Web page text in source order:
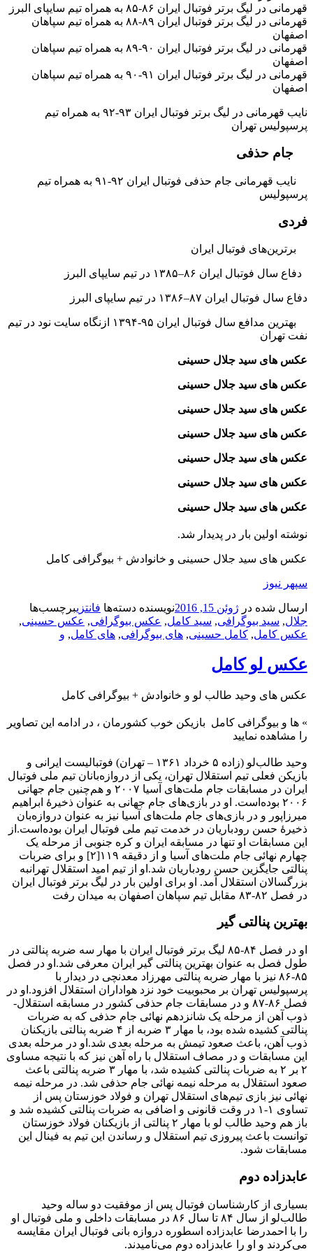
قهرمانی در لیگ برتر فوتبال ایران ۸۶-۸۵ به همراه تیم سایپای البرز
قهرمانی در لیگ برتر فوتبال ایران ۸۹-۸۸ به همراه تیم سپاهان
اصفهان
قهرمانی در لیگ برتر فوتبال ایران ۹۰-۸۹ به همراه تیم سپاهان
اصفهان
قهرمانی در لیگ برتر فوتبال ایران ۹۱-۹۰ به همراه تیم سپاهان
اصفهان
نایب قهرمانی در لیگ برتر فوتبال ایران ۹۳-۹۲ به همراه تیم
پرسپولیس تهران
جام حذفی
نایب قهرمانی جام حذفی فوتبال ایران ۹۲-۹۱ به همراه تیم
پرسپولیس
فردی
برترین‌های فوتبال ایران
دفاع سال فوتبال ایران ۸۶–۱۳۸۵ در تیم سایپای البرز
دفاع سال فوتبال ایران ۸۷–۱۳۸۶ در تیم سایپای البرز
بهترین مدافع سال فوتبال ایران ۹۵-۱۳۹۴ ازنگاه سایت نود در تیم
نفت تهران
عکس های سید جلال حسینی
عکس های سید جلال حسینی
عکس های سید جلال حسینی
عکس های سید جلال حسینی
عکس های سید جلال حسینی
عکس های سید جلال حسینی
عکس های سید جلال حسینی
نوشته اولین بار در پدیدار شد.
عکس های سید جلال حسینی و خانوادش + بیوگرافی کامل
سپهر نیوز
ارسال شده در ژوئن 15, 2016 نویسنده دسته‌ها فانتزیبرچسب‌ها
جلال, سید بیوگرافی, سید کامل, عکس بیوگرافی, عکس حسینی,
عکس کامل, کامل حسینی, های بیوگرافی, های کامل, و
عکس لو کامل
عکس های وحید طالب‌ لو و خانوادش + بیوگرافی کامل
» ها و بیوگرافی کامل بازیکن خوب کشورمان ، در ادامه این تصاویر
را مشاهده نمایید
وحید طالب‌لو (زاده ۵ خرداد ۱۳۶۱ – تهران) فوتبالیست ایرانی و
بازیکن فعلی تیم استقلال تهران، یکی از دروازه‌بانان تیم ملی فوتبال
ایران در مسابقات جام ملت‌های آسیا ۲۰۰۷ و هم‌چنین جام جهانی
۲۰۰۶ بوده‌است. او در بازی‌های جام جهانی به عنوان ذخیرهٔ ابراهیم
میرزاپور و در بازی‌های جام ملت‌های آسیا نیز به عنوان دروازه‌بان
ذخیرهٔ حسن رودباریان در خدمت تیم ملی فوتبال ایران بوده‌است.از
این مسابقات او تنها در مسابقه ایران و کره جنوبی از مرحله یک
چهارم نهائی جام ملت‌های آسیا و از دقیقه ۱۱۹[۲] و برای ضربات
پنالتی جایگزین حسن رودباریان شد.او از تیم امید استقلال تهرانبه
بزرگسالان استقلال آمد. او برای اولین بار در لیگ برتر فوتبال ایران
در فصل ۸۲-۸۳ مقابل تیم سپاهان اصفهان به میدان رفت
بهترین پنالتی‌ گیر
او در فصل ۸۴-۸۵ لیگ برتر فوتبال ایران با مهار سه ضربه پنالتی در
طول فصل به عنوان بهترین پنالتی گیر ایران معرفی شد.او در فصل
۸۵-۸۶ نیز با مهار ضربه پنالتی مهرزاد معدنچی در دیدار با
پرسپولیس تهران بر محبوبیت خود نزد هواداران استقلال افزود.او در
فصل ۸۶-۸۷ و در مسابقات جام حذفی کشور در مسابقه استقلال-
ذوب آهن از مرحله یک شانزدهم نهائی جام حذفی که به ضربات
پنالتی کشیده شده بود، با مهار ۳ ضربه از ۴ ضربه پنالتی بازیکنان
ذوب آهن، باعث صعود تیمش به مرحله بعدی شد.او در مرحله بعدی
این مسابقات و در مصاف استقلال با راه آهن نیز که با نتیجه مساوی
۲ بر ۲ به ضربات پنالتی کشیده شد، با مهار ۳ ضربه پنالتی باعث
صعود استقلال به مرحله نیمه نهائی جام حذفی شد. در مرحله نیمه
نهائی نیز بازی تیم‌های استقلال تهران و فولاد خوزستان پس از
تساوی ۱-۱ در وقت قانونی و اضافی به ضربات پنالتی کشیده شد و
باز هم وحید طالب لو با مهار ۲ پنالتی از بازیکنان فولاد خوزستان
توانست باعث پیروزی تیم استقلال و رساندن این تیم به فینال این
مسابقات شود.
عابدزاده دوم
بسیاری از کارشناسان فوتبال پس از موفقیت دو ساله وحید
طالب‌لو از سال ۸۴ تا سال ۸۶ در مسابقات داخلی و ملی فوتبال او
را با احمدرضا عابدزاده اسطوره دروازه بانی فوتبال ایران مقایسه
می‌کردند و او را عابدزاده دوم می‌نامیدند.